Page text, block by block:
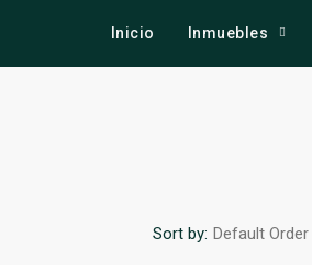
Inicio Inmuebles
Sort by: Default Order